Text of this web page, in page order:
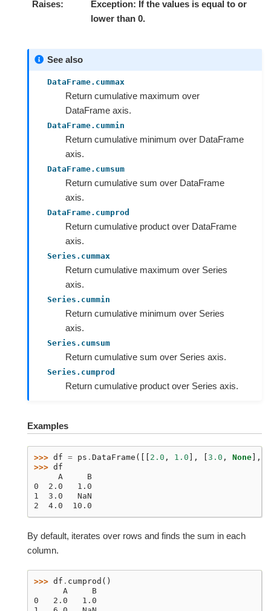
Raises
Exception: If the values is equal to or
lower than 0.
See also
DataFrame.cummax
Return cumulative maximum over
DataFrame axis.
DataFrame.cummin
Return cumulative minimum over DataFrame
axis.
DataFrame.cumsum
Return cumulative sum over DataFrame
axis.
DataFrame.cumprod
Return cumulative product over DataFrame
axis.
Series.cummax
Return cumulative maximum over Series
axis.
Series.cummin
Return cumulative minimum over Series
axis.
Series.cumsum
Return cumulative sum over Series axis.
Series.cumprod
Return cumulative product over Series axis.
Examples
>>> df = ps . DataFrame ([[ 2.0 , 1.0 ], [3.0 , None],
>>> df
     A     B
0  2.0   1.0
1  3.0   NaN
2  4.0  10.0
By default, iterates over rows and finds the sum in each
column.
>>> df . cumprod ()
      A     B
0   2.0   1.0